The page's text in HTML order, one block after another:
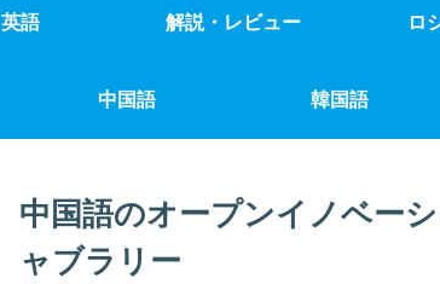
英語 解説・レビュー ロ
中国語 韓国語
中国語のオープンイノベー
ャブラリー